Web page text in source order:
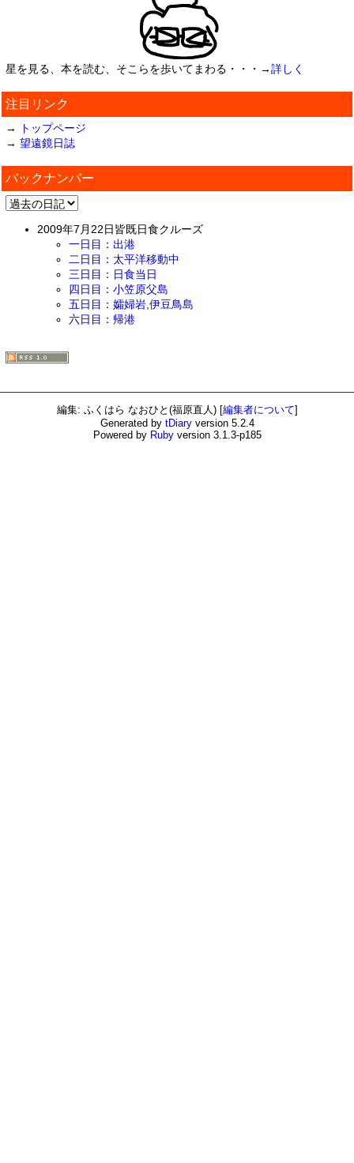
星を見る、本を読む、そこらを歩いてまわる・・・→詳しく
注目リンク
→
トップページ
→ 望遠鏡日誌
バックナンバー
2009年7月22日皆既日食クルーズ
一日目：出港
二日目：太平洋移動中
三日目：日食当日
四日目：小笠原父島
五日目：孀婦岩,伊豆鳥島
六日目：帰港
編集: ふくはら なおひと(福原直人) [編集者について]
Generated by tDiaryversion 5.2.4
Powered by Rubyversion 3.1.3-p185